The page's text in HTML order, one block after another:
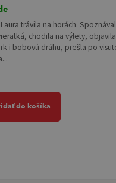
trávila na horách.
chodila na výlety, objavila
i bobovú dráhu, prešla po
do košíka